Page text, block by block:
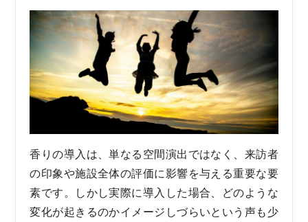
香りの導入は、単なる空間演出ではなく、来訪者
の印象や施設全体の評価に影響を与える重要な要
素です。しかし実際に導入した場合、どのような
変化が起きるのかイメージしづらいという声も少